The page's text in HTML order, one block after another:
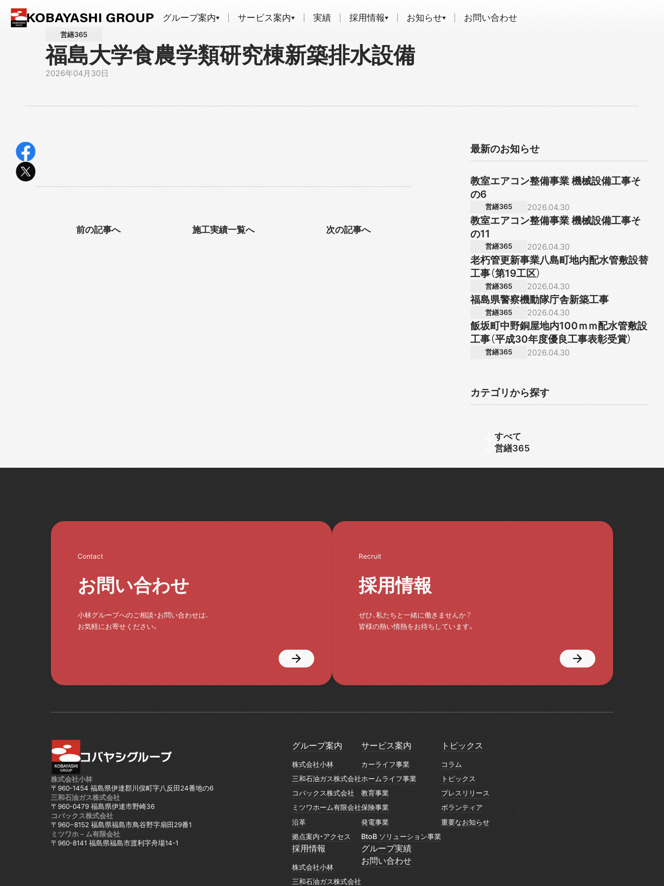
グループ案内 サービス案内 実績 採用情報 お知らせ お問い合わせ
営繕365
福島大学食農学類研究棟新築排水設備
2026年04月30日
前の記事へ 施工実績一覧へ 次の記事へ
最新のお知らせ
教室エアコン整備事業 機械設備工事そ
の6
営繕365 2026.04.30
教室エアコン整備事業 機械設備工事そ
の11
営繕365 2026.04.30
老朽管更新事業八島町地内配水管敷設替
工事（第19工区）
営繕365 2026.04.30
福島県警察機動隊庁舎新築工事
営繕365 2026.04.30
飯坂町中野銅屋地内100ｍｍ配水管敷設
工事（平成30年度優良工事表彰受賞）
営繕365 2026.04.30
カテゴリから探す
すべて
営繕365
お問い合わせ
Contact
小林グループへのご相談・お問い合わせは、
お気軽にお寄せください。
採用情報
Recruit
ぜひ、私たちと一緒に働きませんか？
皆様の熱い情熱をお待ちしています。
株式会社小林
〒960-1454 福島県伊達郡川俣町字八反田24番地の6
三和石油ガス株式会社
〒960-0479 福島県伊達市野崎36
コバックス株式会社
〒960−8152 福島県福島市鳥谷野字扇田29番1
ミツワホ－ム有限会社
〒960-8141 福島県福島市渡利字舟場14-1
グループ案内
株式会社小林
株式会社小林
三和石油ガス株式会社
三和石油ガス株式会社
コバックス株式会社
コバックス株式会社
ミツワホーム有限会社
ミツワホーム有限会社
沿革
沿革
拠点案内・アクセス
拠点案内・アクセス
採用情報
株式会社小林
株式会社小林
三和石油ガス株式会社
サービス案内
カーライフ事業
カーライフ事業
ホームライフ事業
ホームライフ事業
教育事業
教育事業
保険事業
保険事業
発電事業
発電事業
BtoB ソリューション事業
BtoB ソリューション事業
グループ実績
グループ実績
お問い合わせ
トピックス
コラム
コラム
トピックス
トピックス
プレスリリース
プレスリリース
ボランティア
ボランティア
重要なお知らせ